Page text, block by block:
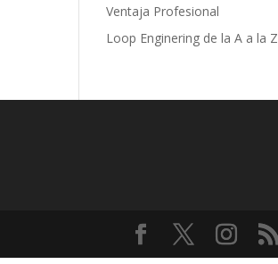
Ventaja Profesional
Loop Enginering de la A a la Z